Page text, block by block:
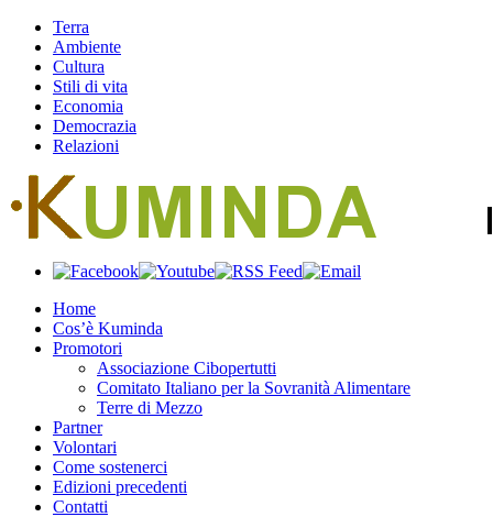
Terra
Ambiente
Cultura
Stili di vita
Economia
Democrazia
Relazioni
Home
Cos’è Kuminda
Promotori
Associazione Cibopertutti
Comitato Italiano per la Sovranità Alimentare
Terre di Mezzo
Partner
Volontari
Come sostenerci
Edizioni precedenti
Contatti